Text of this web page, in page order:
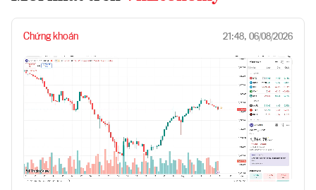
Chứng khoán 21:48, 06/08/2026